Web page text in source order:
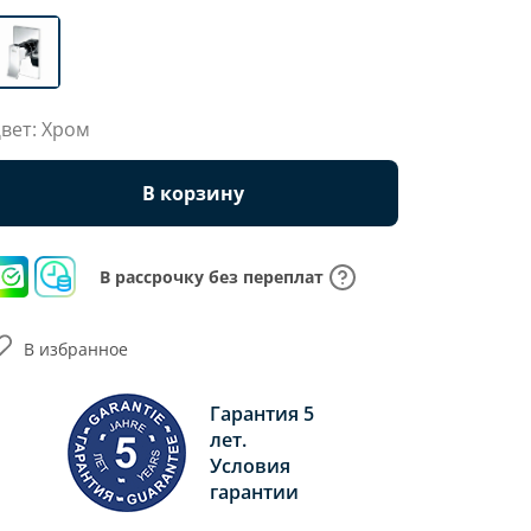
Хром
В корзину
В рассрочку без переплат
Гарантия 5
лет.
Условия
гарантии
В избранное